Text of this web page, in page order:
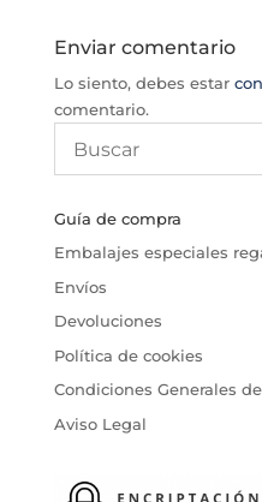
Enviar comentario
Lo siento, debes estar
comentario.
Guía de compra
Embalajes especiales
Envíos
Devoluciones
Política de cookies
Condiciones Generales
Aviso Legal